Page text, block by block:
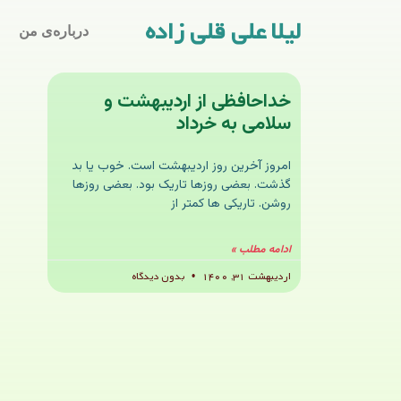
لیلا علی قلی زاده درباره‌ی من
خداحافظی از اردیبهشت و
سلامی به خرداد
امروز آخرین روز اردیبهشت است. خوب یا بد
گذشت. بعضی روزها تاریک بود. بعضی روزها
روشن. تاریکی ها کمتر از
ادامه مطلب »
اردیبهشت ۳۱, ۱۴۰۰
بدون دیدگاه